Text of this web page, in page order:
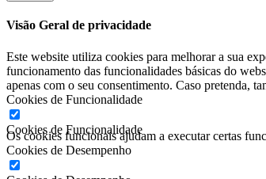
Visão Geral de privacidade
Este website utiliza cookies para melhorar a sua
funcionamento das funcionalidades básicas do
apenas com o seu consentimento. Caso pretenda,
Cookies de Funcionalidade
Cookies de Funcionalidade
Os cookies funcionais ajudam a executar certas
Cookies de Desempenho